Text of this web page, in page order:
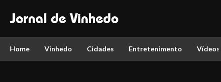
Jornal de Vinhedo
Home Vinhedo Cidades Entretenimento Vídeos